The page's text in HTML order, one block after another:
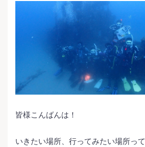
皆様こんばんは！
いきたい場所、行ってみたい場所って